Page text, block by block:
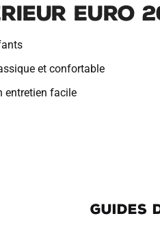
Euro
et confortable
entretien facile
GUIDES